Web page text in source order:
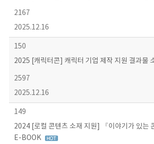
2167
2025.12.16
150
2025 [캐릭터콘] 캐릭터 기업 제작 지원 결과물
2597
2025.12.16
149
2024 [로컬 콘텐츠 소재 지원] 『이야기가 있는
E-BOOK